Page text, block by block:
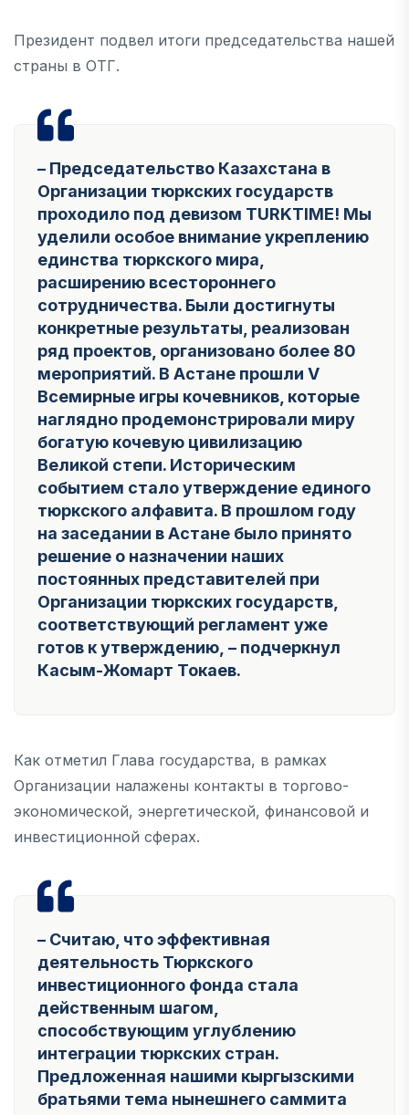
Президент подвел итоги председательства нашей
страны в ОТГ.
– Председательство Казахстана в
Организации тюркских государств
проходило под девизом TURKTIME! Мы
уделили особое внимание укреплению
единства тюркского мира,
расширению всестороннего
сотрудничества. Были достигнуты
конкретные результаты, реализован
ряд проектов, организовано более 80
мероприятий. В Астане прошли V
Всемирные игры кочевников, которые
наглядно продемонстрировали миру
богатую кочевую цивилизацию
Великой степи. Историческим
событием стало утверждение единого
тюркского алфавита. В прошлом году
на заседании в Астане было принято
решение о назначении наших
постоянных представителей при
Организации тюркских государств,
соответствующий регламент уже
готов к утверждению, – подчеркнул
Касым-Жомарт Токаев.
Как отметил Глава государства, в рамках
Организации налажены контакты в торгово-
экономической, энергетической, финансовой и
инвестиционной сферах.
– Считаю, что эффективная
деятельность Тюркского
инвестиционного фонда стала
действенным шагом,
способствующим углублению
интеграции тюркских стран.
Предложенная нашими кыргызскими
братьями тема нынешнего саммита